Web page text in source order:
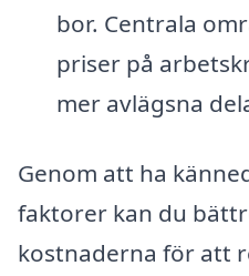
bor. Centrala
priser på
mer avlägsna
Genom att ha
faktorer kan du
kostnaderna för att